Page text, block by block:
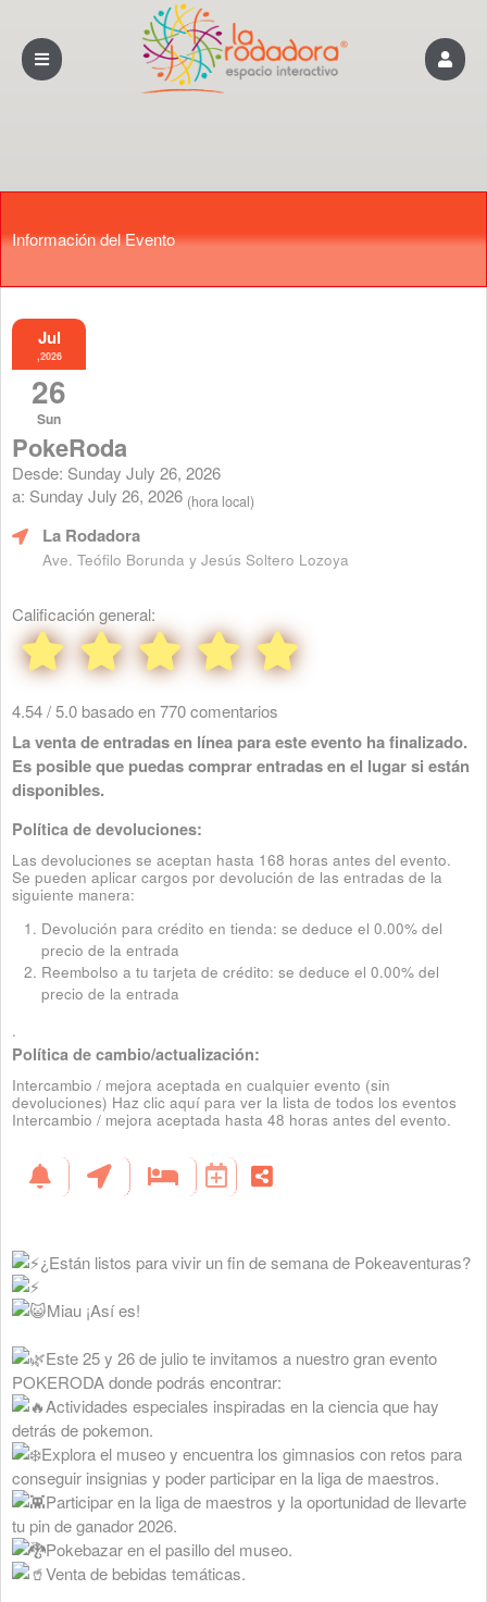
Información del Evento
Jul
,2026
26
Sun
PokeRoda
Desde: Sunday July 26, 2026
a: Sunday July 26, 2026 (hora local)
La Rodadora
Ave. Teófilo Borunda y Jesús Soltero Lozoya
Calificación general:
4.54 / 5.0 basado en 770 comentarios
La venta de entradas en línea para este evento ha finalizado.
Es posible que puedas comprar entradas en el lugar si están
disponibles.
Política de devoluciones:
Las devoluciones se aceptan hasta 168 horas antes del evento.
Se pueden aplicar cargos por devolución de las entradas de la
siguiente manera:
Devolución para crédito en tienda: se deduce el 0.00% del
precio de la entrada
Reembolso a tu tarjeta de crédito: se deduce el 0.00% del
precio de la entrada
.
Política de cambio/actualización:
Intercambio / mejora aceptada en cualquier evento (sin
devoluciones) Haz clic aquí para ver la lista de todos los eventos
Intercambio / mejora aceptada hasta 48 horas antes del evento.
¿Están listos para vivir un fin de semana de Pokeaventuras?
Miau ¡Así es!
Este 25 y 26 de julio te invitamos a nuestro gran evento
POKERODA donde podrás encontrar:
Actividades especiales inspiradas en la ciencia que hay
detrás de pokemon.
Explora el museo y encuentra los gimnasios con retos para
conseguir insignias y poder participar en la liga de maestros.
Participar en la liga de maestros y la oportunidad de llevarte
tu pin de ganador 2026.
Pokebazar en el pasillo del museo.
Venta de bebidas temáticas.